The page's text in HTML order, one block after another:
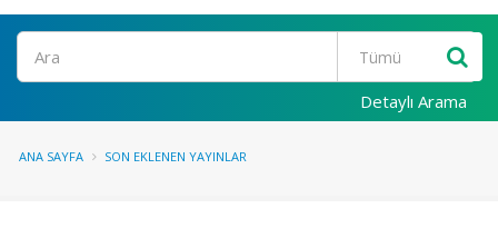
Ara
Detaylı Arama
ANA SAYFA SON EKLENEN YAYINLAR